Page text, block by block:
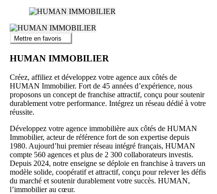
Mettre en favoris
HUMAN IMMOBILIER
Créez, affiliez et développez votre agence aux côtés de
HUMAN Immobilier. Fort de 45 années d’expérience, nous
proposons un concept de franchise attractif, conçu pour soutenir
durablement votre performance. Intégrez un réseau dédié à votre
réussite.
Développez votre agence immobilière aux côtés de HUMAN
Immobilier, acteur de référence fort de son expertise depuis
1980. Aujourd’hui premier réseau intégré français, HUMAN
compte 560 agences et plus de 2 300 collaborateurs investis.
Depuis 2024, notre enseigne se déploie en franchise à travers un
modèle solide, coopératif et attractif, conçu pour relever les défis
du marché et soutenir durablement votre succès. HUMAN,
l’immobilier au cœur.